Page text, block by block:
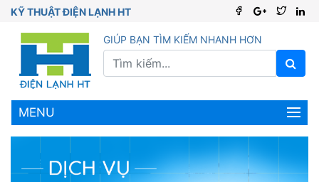
KỸ THUẬT ĐIỆN LẠNH HT
GIÚP BẠN TÌM KIẾM NHANH HƠN
MENU